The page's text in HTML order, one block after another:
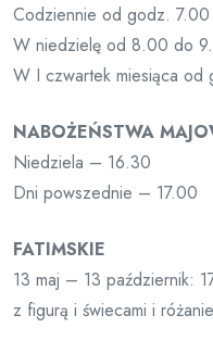
Codziennie od godz.
W niedzielę od 8.00 do
W I czwartek miesiąca
NABOŻEŃSTWA
Niedziela – 16.30
Dni powszednie – 17.00
FATIMSKIE
13 maj – 13 październik:
z figurą i świecami i